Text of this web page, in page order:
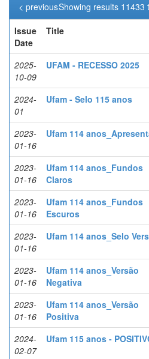
Showing results 11433
< previous
Issue
Date
Title
2025-
10-09
UFAM - RECESSO 2025
2024-
01
Ufam - Selo 115 anos
2023-
01-16
Ufam 114
2023-
01-16
Ufam 114 anos_Fundos
Claros
2023-
01-16
Ufam 114 anos_Fundos
Escuros
2023-
01-16
Ufam 114 anos_Selo
2023-
01-16
Ufam 114 anos_Versão
Negativa
2023-
01-16
Ufam 114 anos_Versão
Positiva
2024-
02-07
Ufam 115 anos -